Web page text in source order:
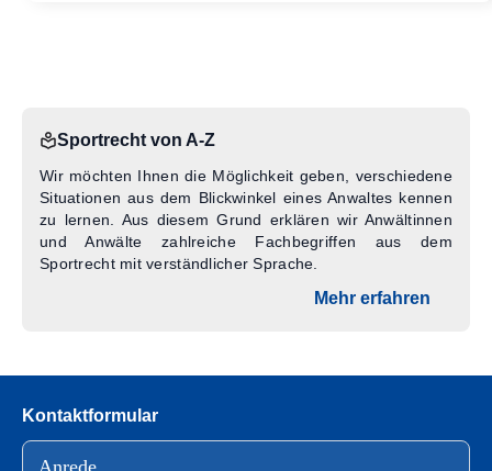
Sportrecht von A-Z
Wir möchten Ihnen die Möglichkeit geben, verschiedene
Situationen aus dem Blickwinkel eines Anwaltes kennen
zu lernen. Aus diesem Grund erklären wir Anwältinnen
und Anwälte zahlreiche Fachbegriffen aus dem
Sportrecht mit verständlicher Sprache.
Mehr erfahren
Kontaktformular
Bitte lasse dieses Feld leer.